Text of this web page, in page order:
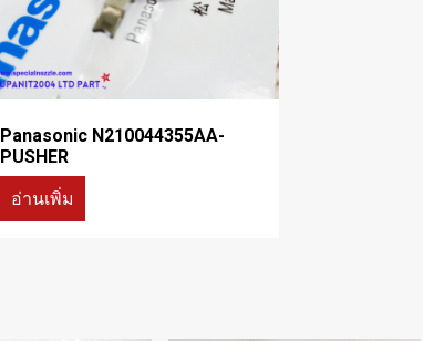
Panasonic N210044355AA-
PUSHER
อ่านเพิ่ม